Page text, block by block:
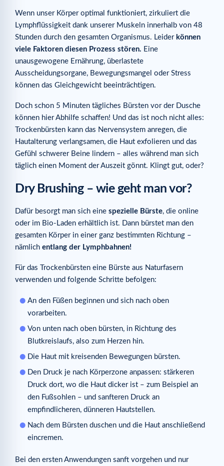
Wenn unser Körper optimal funktioniert, zirkuliert die
Lymphflüssigkeit dank unserer Muskeln innerhalb von 48
Stunden durch den gesamten Organismus. Leider können
viele Faktoren diesen Prozess stören. Eine
unausgewogene Ernährung, überlastete
Ausscheidungsorgane, Bewegungsmangel oder Stress
können das Gleichgewicht beeinträchtigen.
Doch schon 5 Minuten tägliches Bürsten vor der Dusche
können hier Abhilfe schaffen! Und das ist noch nicht alles:
Trockenbürsten kann das Nervensystem anregen, die
Hautalterung verlangsamen, die Haut exfolieren und das
Gefühl schwerer Beine lindern – alles während man sich
täglich einen Moment der Auszeit gönnt. Klingt gut, oder?
Dry Brushing – wie geht man vor?
Dafür besorgt man sich eine spezielle Bürste, die online
oder im Bio-Laden erhältlich ist. Dann bürstet man den
gesamten Körper in einer ganz bestimmten Richtung –
nämlich entlang der Lymphbahnen!
Für das Trockenbürsten eine Bürste aus Naturfasern
verwenden und folgende Schritte befolgen:
An den Füßen beginnen und sich nach oben
vorarbeiten.
Von unten nach oben bürsten, in Richtung des
Blutkreislaufs, also zum Herzen hin.
Die Haut mit kreisenden Bewegungen bürsten.
Den Druck je nach Körperzone anpassen: stärkeren
Druck dort, wo die Haut dicker ist – zum Beispiel an
den Fußsohlen – und sanfteren Druck an
empfindlicheren, dünneren Hautstellen.
Nach dem Bürsten duschen und die Haut anschließend
eincremen.
Bei den ersten Anwendungen sanft vorgehen und nur